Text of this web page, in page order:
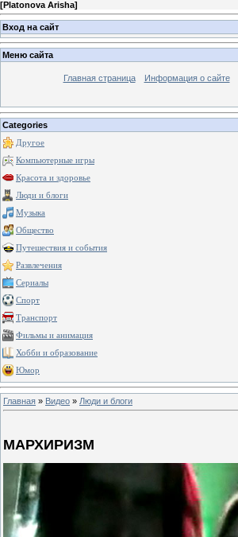
[Platonova Arisha]
Вход на сайт
Меню сайта
Главная страница Информация о сайте
Categories
Другое
Компьютерные игры
Красота и здоровье
Люди и блоги
Музыка
Общество
Путешествия и события
Развлечения
Сериалы
Спорт
Транспорт
Фильмы и анимация
Хобби и образование
Юмор
Главная » Видео » Люди и блоги
МАРХИРИЗМ